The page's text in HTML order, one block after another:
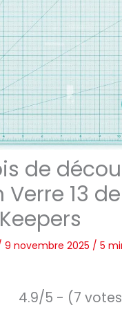
de
13
9 novembre 2025 / 5
4.9/5 - (7